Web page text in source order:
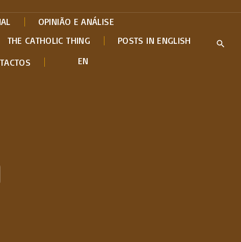
OPINIÃO E ANÁLISE
THE CATHOLIC THING
POSTS IN ENGLISH
EN
e